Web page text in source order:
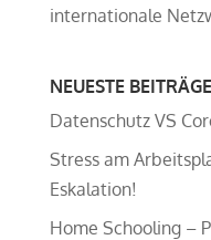
internationale
NEUESTE BEITRÄGE
Datenschutz VS
Stress am
Eskalation!
Home Schooling –